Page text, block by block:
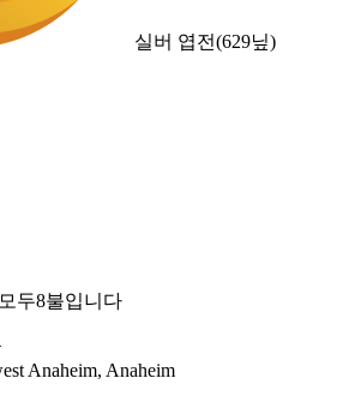
실버 엽전(629닢)
두8불입니다
Anaheim, Anaheim